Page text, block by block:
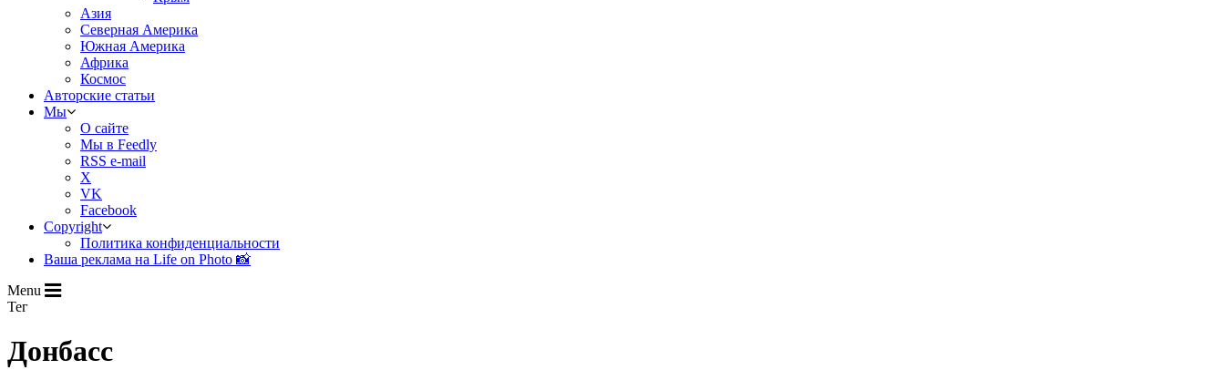
Азия
Северная Америка
Южная Америка
Африка
Космос
Авторские статьи
Мы
О сайте
Мы в Feedly
RSS e-mail
X
VK
Facebook
Copyright
Политика конфиденциальности
Ваша реклама на Life on Photo 📸
Menu
Тег
Донбасс